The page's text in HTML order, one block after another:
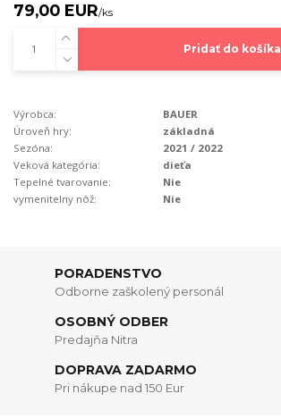
79,00 EUR/ks
Pridať do košíka
Výrobca:
BAUER
Úroveň hry:
základná
Sezóna:
2021 / 2022
Veková kategória:
dieťa
Tepelné tvarovanie:
Nie
vymenitelny nôž:
Nie
PORADENSTVO
Odborne zaškolený personál
OSOBNÝ ODBER
Predajňa Nitra
DOPRAVA ZADARMO
Pri nákupe nad 150 Eur